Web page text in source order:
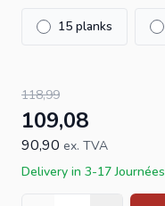
15 planks
118,99
109,08
90,90 ex. TVA
Delivery in 3-17